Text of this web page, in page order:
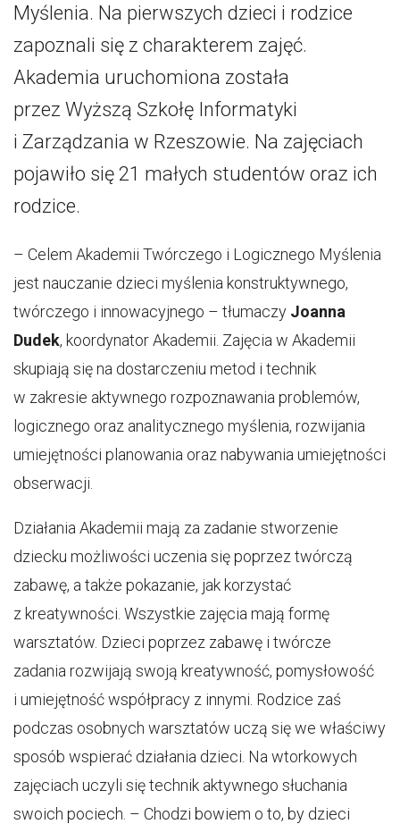
Myślenia. Na pierwszych dzieci i rodzice
zapoznali się z charakterem zajęć.
Akademia uruchomiona została
przez Wyższą Szkołę Informatyki
i Zarządzania w Rzeszowie. Na zajęciach
pojawiło się 21 małych studentów oraz ich
rodzice.
– Celem Akademii Twórczego i Logicznego Myślenia
jest nauczanie dzieci myślenia konstruktywnego,
twórczego i innowacyjnego – tłumaczy Joanna
Dudek, koordynator Akademii. Zajęcia w Akademii
skupiają się na dostarczeniu metod i technik
w zakresie aktywnego rozpoznawania problemów,
logicznego oraz analitycznego myślenia, rozwijania
umiejętności planowania oraz nabywania umiejętności
obserwacji.
Działania Akademii mają za zadanie stworzenie
dziecku możliwości uczenia się poprzez twórczą
zabawę, a także pokazanie, jak korzystać
z kreatywności. Wszystkie zajęcia mają formę
warsztatów. Dzieci poprzez zabawę i twórcze
zadania rozwijają swoją kreatywność, pomysłowość
i umiejętność współpracy z innymi. Rodzice zaś
podczas osobnych warsztatów uczą się we właściwy
sposób wspierać działania dzieci. Na wtorkowych
zajęciach uczyli się technik aktywnego słuchania
swoich pociech. – Chodzi bowiem o to, by dzieci